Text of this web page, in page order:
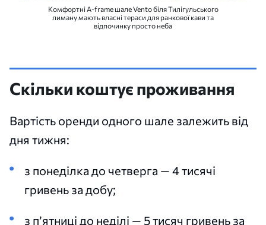
Комфортні A-frame шале Vento біля Тилігульського
лиману мають власні тераси для ранкової кави та
відпочинку просто неба
Скільки коштує проживання
Вартість оренди одного шале залежить від
дня тижня:
з понеділка до четверга — 4 тисячі
гривень за добу;
з п’ятниці до неділі — 5 тисяч гривень за